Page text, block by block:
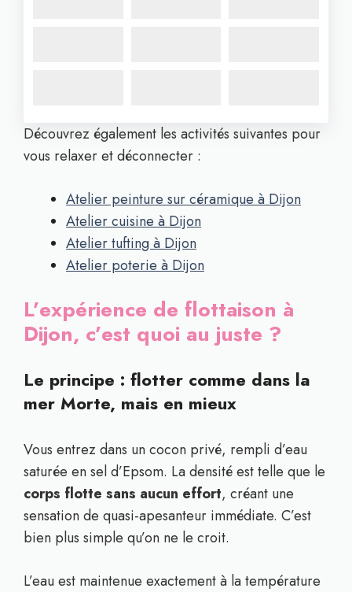
Découvrez également les activités suivantes pour
vous relaxer et déconnecter :
Atelier peinture sur céramique à Dijon
Atelier cuisine à Dijon
Atelier tufting à Dijon
Atelier poterie à Dijon
L’expérience de flottaison à
Dijon, c’est quoi au juste ?
Le principe : flotter comme dans la
mer Morte, mais en mieux
Vous entrez dans un cocon privé, rempli d’eau
saturée en sel d’Epsom. La densité est telle que le
corps flotte sans aucun effort, créant une
sensation de quasi-apesanteur immédiate. C’est
bien plus simple qu’on ne le croit.
L’eau est maintenue exactement à la température